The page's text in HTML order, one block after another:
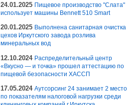
24.01.2025 Пищевое производство "Слата"
использует машины Bennett 510 Smart
20.01.2025 Выполнена санитарная очистка
цехов Иркутского завода розлива
минеральных вод
12.10.2024 Распределительный центр
«Вкусно — и точка» прошел аттестацию по
пищевой безопасности ХАССП
17.05.2024 Аутсорсинг 24 занимает 2 место
по показателям налоговой нагрузки среди